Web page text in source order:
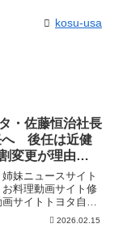
kosu-usa
・佐藤恒治社長
へ 後任は近健
変更が理由
2月6日) ANN/テ
妹ニュースサイト
料理動画サイト修
サイトトヨタ自動
急会見の様子をラ
2026.02.15